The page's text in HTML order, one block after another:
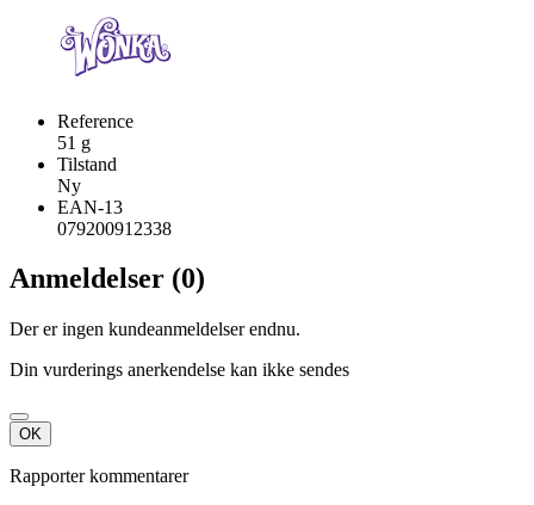
Reference
51 g
Tilstand
Ny
EAN-13
079200912338
Anmeldelser (0)
Der er ingen kundeanmeldelser endnu.
Din vurderings anerkendelse kan ikke sendes
OK
Rapporter kommentarer